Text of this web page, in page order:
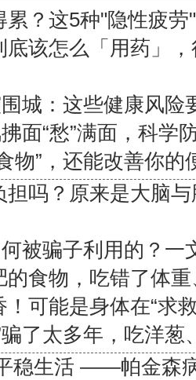
累？这5种"隐性疲
该怎么「用药」
城：这些健康风险
面“愁”满面，科学
物”，还能改善你的
吗？原来是大脑
被骗子利用的？一
食物，吃错了体
可能是身体在“求
了太多年，吃洋葱
稳生活 ——帕金森